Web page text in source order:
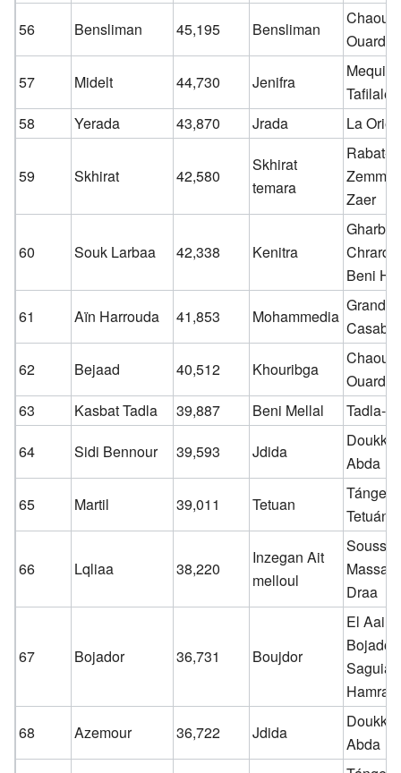
56
Bensliman 45,195 Bensliman
57
Midelt 44,730 Jenifra
Tafilalet
58
Yerada 43,870 Jrada La
59 Skhirat 42,580
Skhirat
temara
Rabat-
Zaer
60 Souk Larbaa 42,338 Kenitra
Gharb-
Beni
61
Aïn Harrouda 41,853 Mohammedia
Grand
62
Bejaad 40,512 Khouribga
63
Kasbat Tadla 39,887 Beni Mellal
Tadla-
64
Sidi Bennour 39,593 Jdida
Abda
65
Martil 39,011 Tetuan
Tánger-
Tetuán
66 Lqliaa 38,220
Inzegan Ait
melloul
Souss-
Massa-
Draa
67 Bojador 36,731 Boujdor
El
Bojador-
Saguia
Hamra
68
Azemour 36,722 Jdida
Abda